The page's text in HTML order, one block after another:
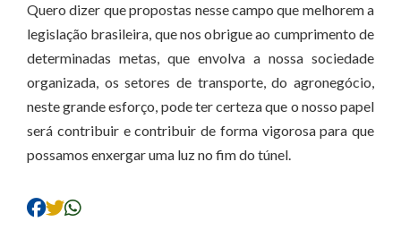
Quero dizer que propostas nesse campo que melhorem a
legislação brasileira, que nos obrigue ao cumprimento de
determinadas metas, que envolva a nossa sociedade
organizada, os setores de transporte, do agronegócio,
neste grande esforço, pode ter certeza que o nosso papel
será contribuir e contribuir de forma vigorosa para que
possamos enxergar uma luz no fim do túnel.